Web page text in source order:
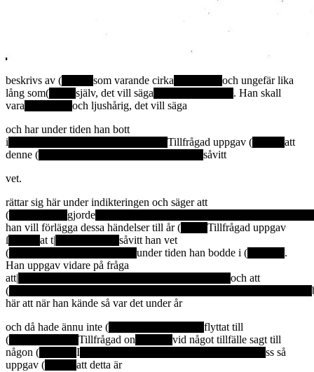
beskrivs av ( som varande cirka
och ungefär lika
lång som(
själv, det vill säga
. Han skall
vara
och ljushårig, det vill säga
och har under tiden han bott
i
Tillfrågad uppgav (
att
denne (
såvitt
vet.
rättar sig här under indikteringen och säger att
(
gjorde
han vill förlägga dessa händelser till år (
Tillfrågad uppgav
ſ
at t|
såvitt han vet
(
under tiden han bodde i (
.
Han uppgav vidare på fråga
att|
och att
(
här att när han kände så var det under år
och då hade ännu inte (
flyttat till
(
Tillfrågad on
vid något tillfälle sagt till
någon (
I
ss så
uppgav (
att detta är